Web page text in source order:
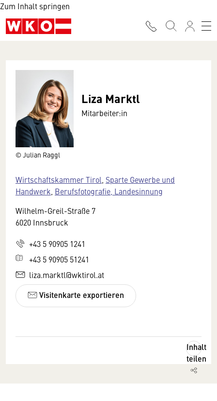
Zum Inhalt springen
© Julian Raggl
Liza Marktl
Mitarbeiter:in
Wirtschaftskammer Tirol Sparte Gewerbe und
Handwerk Berufsfotografie, Landesinnung
Wilhelm-Greil-Straße 7
6020 Innsbruck
+43 5 90905 1241
+43 5 90905 51241
liza.marktl@wktirol.at
Visitenkarte exportieren
Inhalt
teilen